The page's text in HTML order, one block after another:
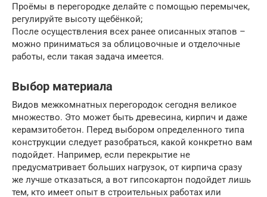
Проёмы в перегородке делайте с помощью перемычек,
регулируйте высоту щебёнкой;
После осуществления всех ранее описанных этапов –
можно приниматься за облицовочные и отделочные
работы, если такая задача имеется.
Выбор материала
Видов межкомнатных перегородок сегодня великое
множество. Это может быть древесина, кирпич и даже
керамзитобетон. Перед выбором определенного типа
конструкции следует разобраться, какой конкретно вам
подойдет. Например, если перекрытие не
предусматривает больших нагрузок, от кирпича сразу
же лучше отказаться, а вот гипсокартон подойдет лишь
тем, кто имеет опыт в строительных работах или